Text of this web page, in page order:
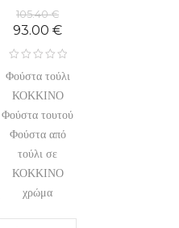
105.40€
93.00 €
Φούστα τούλι
ΚΟΚΚΙΝΟ
Φούστα τουτού
Φούστα από
τούλι σε
ΚΟΚΚΙΝΟ
χρώμα